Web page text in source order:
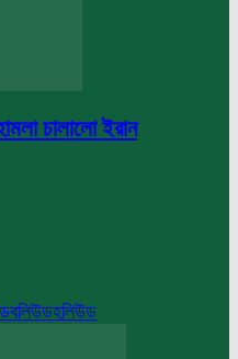
চালালো ইরান
বলিউডহলিউড